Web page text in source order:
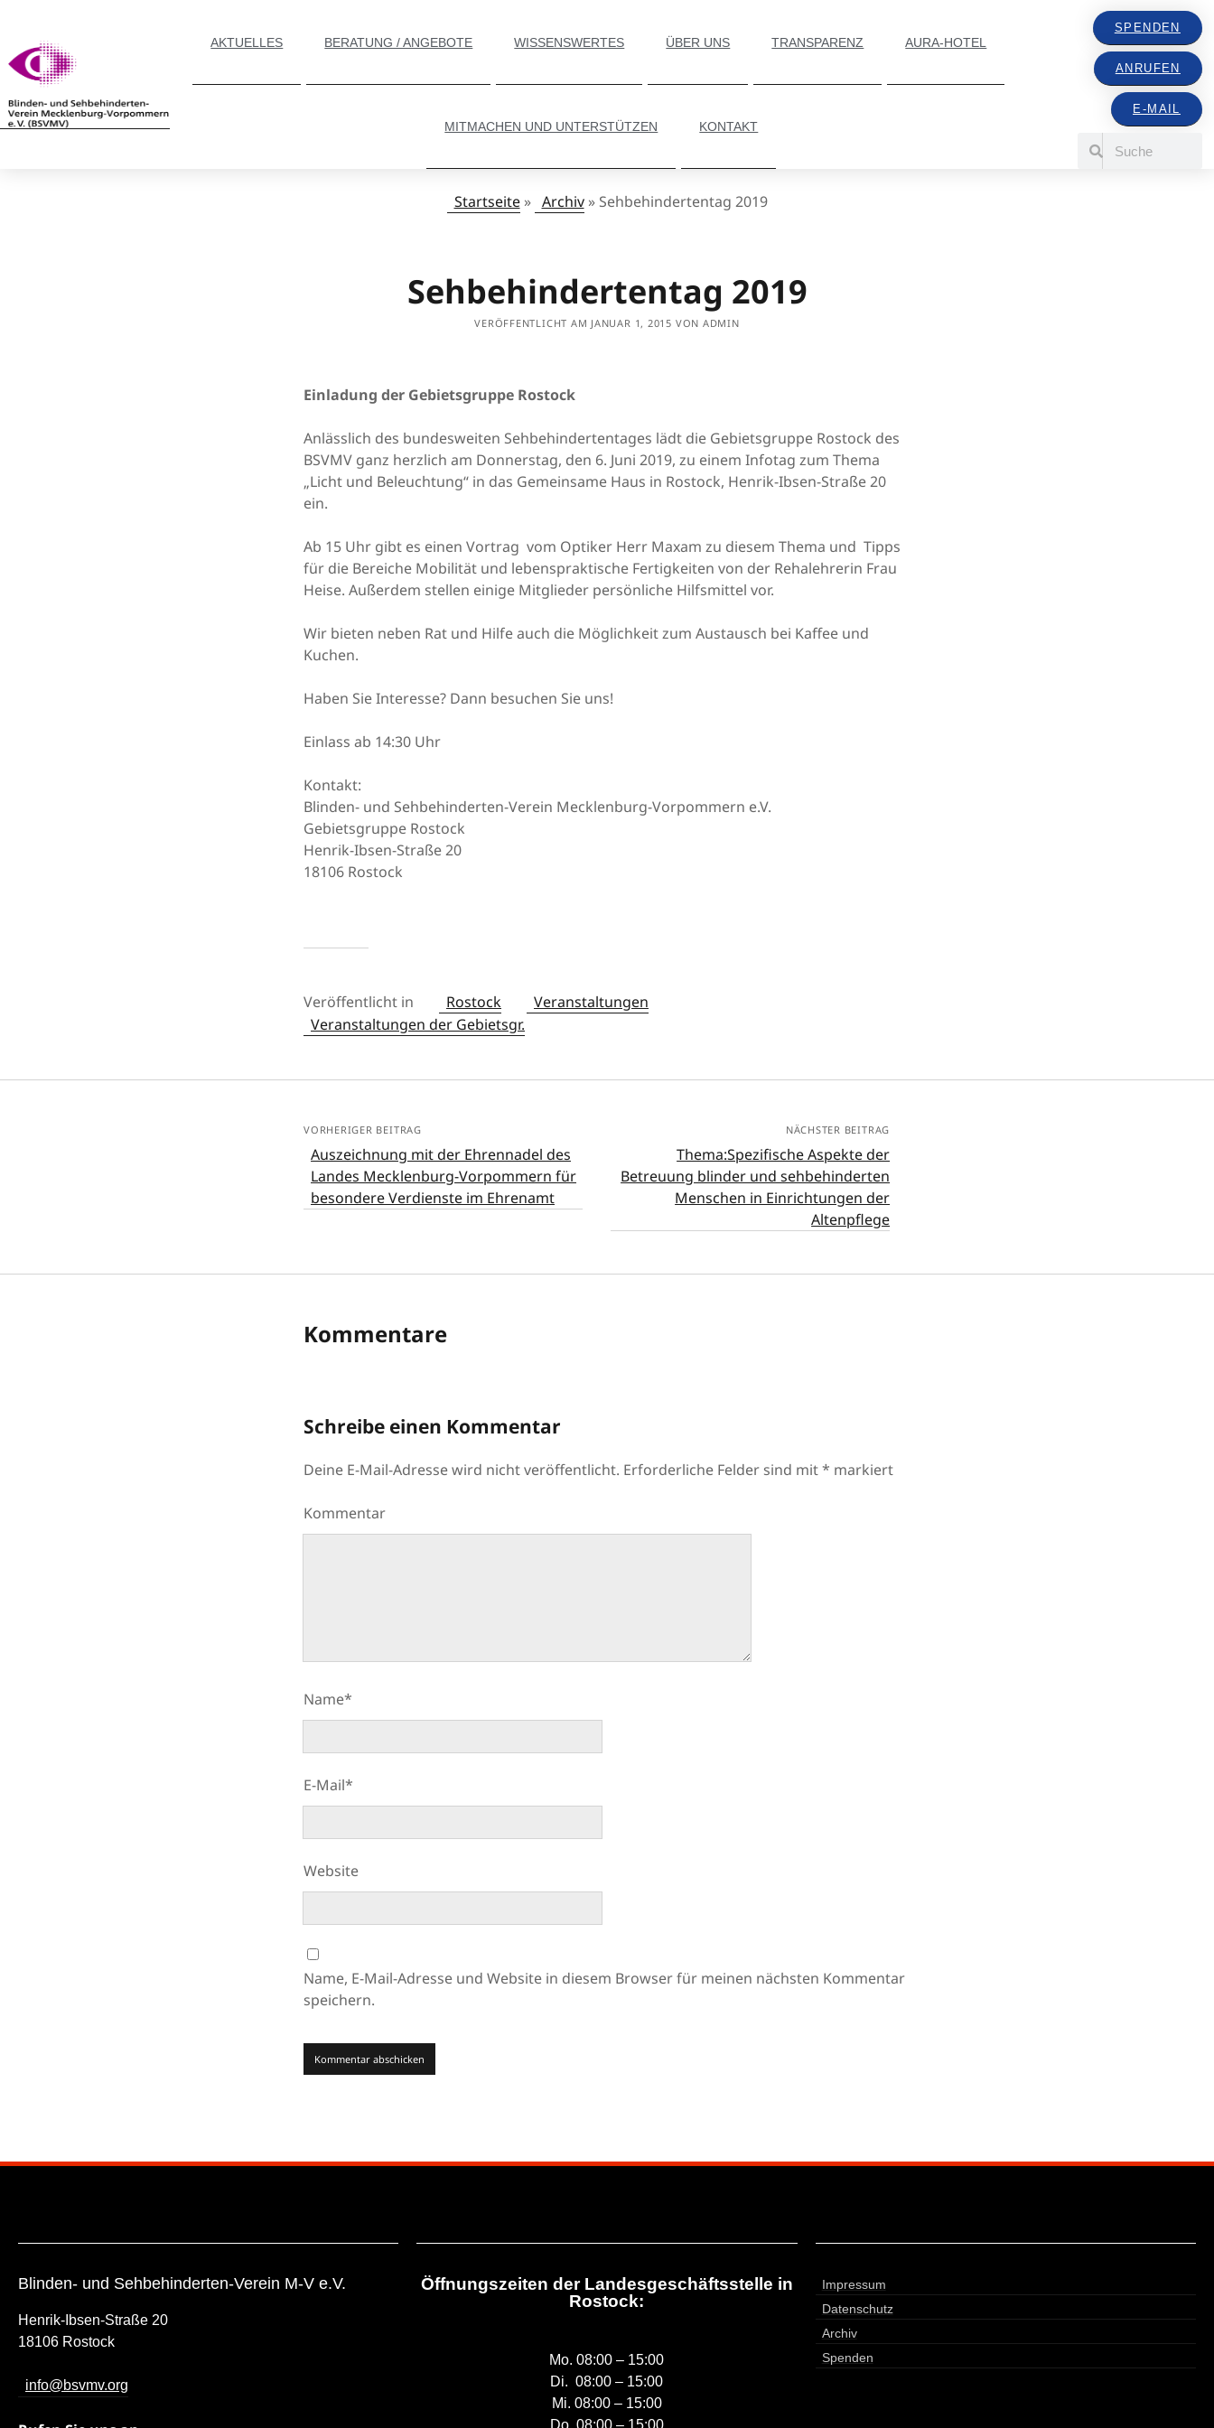
AKTUELLES BERATUNG / ANGEBOTE WISSENSWERTES ÜBER UNS TRANSPARENZ AURA-HOTEL
MITMACHEN UND UNTERSTÜTZEN KONTAKT
SPENDEN
ANRUFEN
E-MAIL
Startseite» Archiv» Sehbehindertentag 2019
Sehbehindertentag 2019
VERÖFFENTLICHT AM JANUAR 1, 2015 VON ADMIN
Einladung der Gebietsgruppe Rostock
Anlässlich des bundesweiten Sehbehindertentages lädt die Gebietsgruppe Rostock des
BSVMV ganz herzlich am Donnerstag, den 6. Juni 2019, zu einem Infotag zum Thema
„Licht und Beleuchtung“ in das Gemeinsame Haus in Rostock, Henrik-Ibsen-Straße 20
ein.
Ab 15 Uhr gibt es einen Vortrag vom Optiker Herr Maxam zu diesem Thema und Tipps
für die Bereiche Mobilität und lebenspraktische Fertigkeiten von der Rehalehrerin Frau
Heise. Außerdem stellen einige Mitglieder persönliche Hilfsmittel vor.
Wir bieten neben Rat und Hilfe auch die Möglichkeit zum Austausch bei Kaffee und
Kuchen.
Haben Sie Interesse? Dann besuchen Sie uns!
Einlass ab 14:30 Uhr
Kontakt:
Blinden- und Sehbehinderten-Verein Mecklenburg-Vorpommern e.V.
Gebietsgruppe Rostock
Henrik-Ibsen-Straße 20
18106 Rostock
Veröffentlicht in Rostock
Veranstaltungen
Veranstaltungen der Gebietsgr.
VORHERIGER BEITRAG
Auszeichnung mit der Ehrennadel des
Landes Mecklenburg-Vorpommern für
besondere Verdienste im Ehrenamt
NÄCHSTER BEITRAG
Thema:Spezifische Aspekte der
Betreuung blinder und sehbehinderten
Menschen in Einrichtungen der
Altenpflege
Kommentare
Schreibe einen Kommentar
Deine E-Mail-Adresse wird nicht veröffentlicht. Erforderliche Felder sind mit* markiert
Kommentar
Name*
E-Mail*
Website
Name, E-Mail-Adresse und Website in diesem Browser für meinen nächsten Kommentar
speichern.
Blinden- und Sehbehinderten-Verein M-V e.V.
Henrik-Ibsen-Straße 20
18106 Rostock
info@bsvmv.org
Öffnungszeiten der Landesgeschäftsstelle in
Rostock:
Mo. 08:00 – 15:00
Di. 08:00 – 15:00
Mi. 08:00 – 15:00
Do. 08:00 – 15:00
Impressum
Datenschutz
Archiv
Spenden